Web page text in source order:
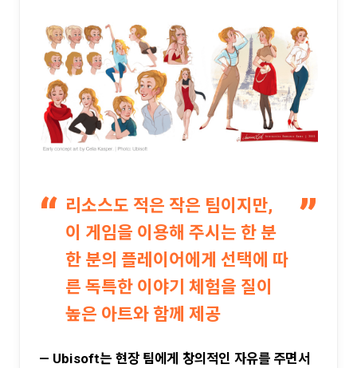
리소스도 적은 작은 팀이지만,
이 게임을 이용해 주시는 한 분
한 분의 플레이어에게 선택에 따
른 독특한 이야기 체험을 질이
높은 아트와 함께 제공
— Ubisoft는 현장 팀에게 창의적인 자유를 주면서